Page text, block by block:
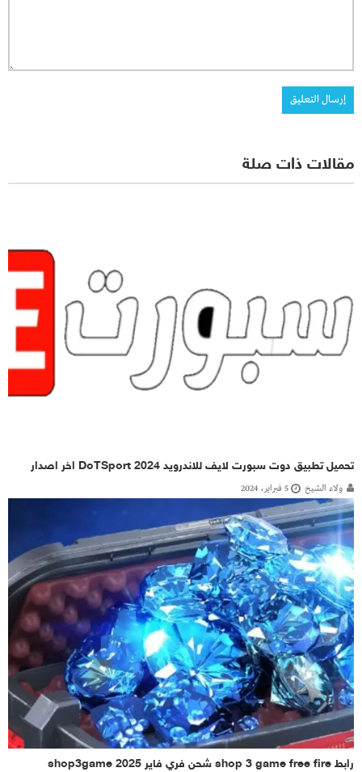
مقالات ذات صلة
تحميل تطبيق دوت سبورت لايف للاندرويد DoTSport 2024 اخر اصدار
ولاء الشيخ 5 فبراير، 2024
رابط shop 3 game free fire شحن فري فاير shop3game 2025